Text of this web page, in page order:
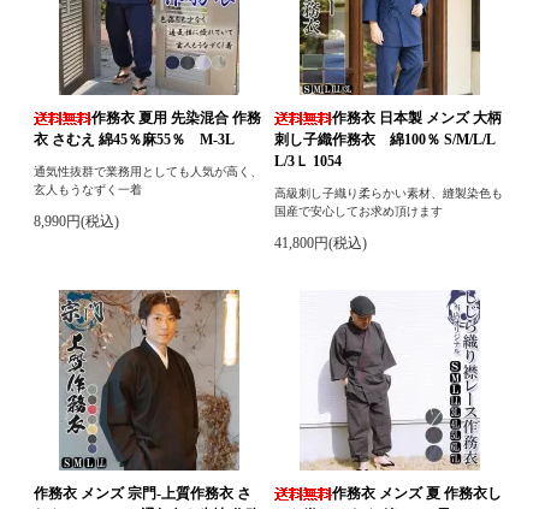
作務衣 夏用 先染混合 作務
衣 さむえ 綿45％麻55％ M-3L
通気性抜群で業務用としても人気が高く、
玄人もうなずく一着
8,990円(税込)
作務衣 日本製 メンズ 大柄
刺し子織作務衣 綿100％ S/M/L/L
L/3Ｌ 1054
高級刺し子織り柔らかい素材、縫製染色も
国産で安心してお求め頂けます
41,800円(税込)
作務衣 メンズ 宗門-上質作務衣 さ
作務衣 メンズ 夏 作務衣し